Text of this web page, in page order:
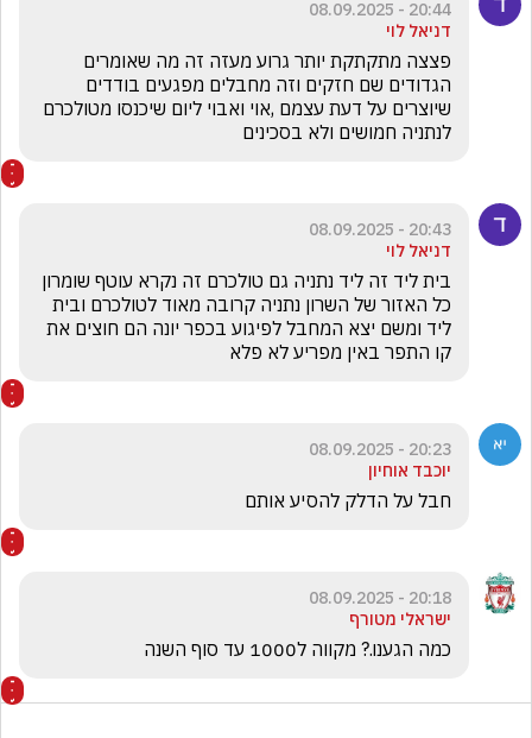
20:44 - 08.09.2025
דניאל לוי
לנתניה חמושים ולא בסכינים
20:43 - 08.09.2025
דניאל לוי
קו התפר באין מפריע לא פלא
20:23 - 08.09.2025
יוכבד אוחיון
חבל על הדלק להסיע אותם
20:18 - 08.09.2025
ישראלי מטורף
כמה הגענו.? מקווה ל1000 עד סוף השנה